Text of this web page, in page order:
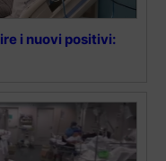
i nuovi positivi: